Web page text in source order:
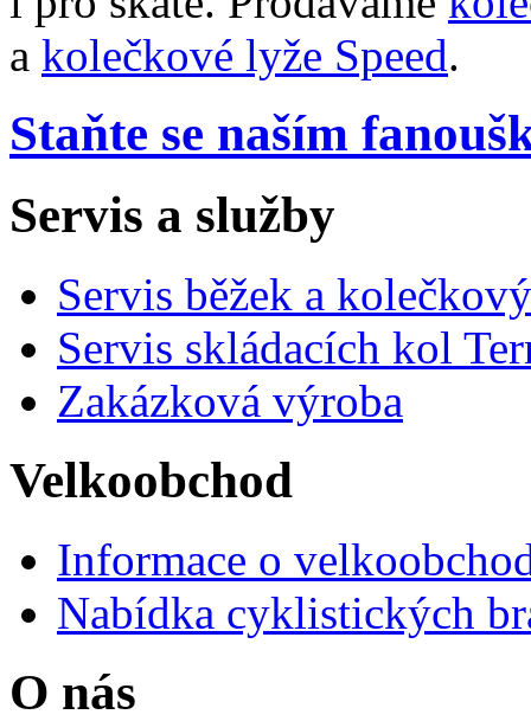
a kolečkové lyže Speed.
Staňte se naším
Servis a služby
Servis běžek a
Servis skládacích kol
Zakázková výroba
Velkoobchod
Informace o
Nabídka cyklistických
O nás